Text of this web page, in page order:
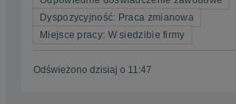
Dyspozycyjność: Praca zmianowa
Miejsce pracy: W siedzibie firmy
Odświeżono dzisiaj o 11:47